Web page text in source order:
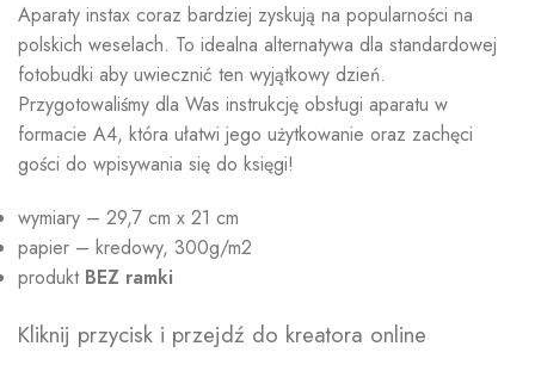
Aparaty instax coraz bardziej zyskują na popularności na
polskich weselach. To idealna alternatywa dla standardowej
fotobudki aby uwiecznić ten wyjątkowy dzień.
Przygotowaliśmy dla Was instrukcję obsługi aparatu w
formacie A4, która ułatwi jego użytkowanie oraz zachęci
gości do wpisywania się do księgi!
wymiary – 29,7 cm x 21 cm
papier – kredowy, 300g/m2
produkt BEZ ramki
Kliknij przycisk i przejdź do kreatora online